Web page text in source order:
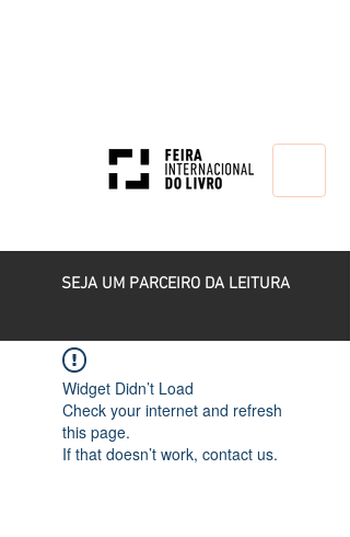
SEJA UM PARCEIRO DA LEITURA
Widget Didn’t Load
Check your internet and refresh
this page.
If that doesn’t work, contact us.